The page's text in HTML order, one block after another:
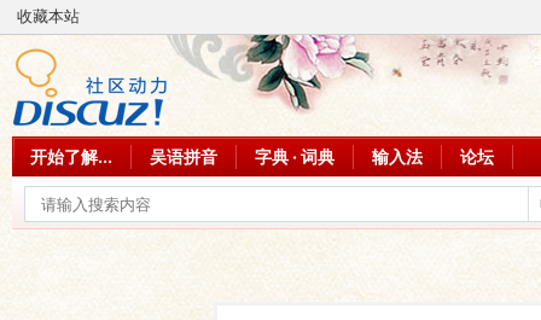
收藏本站
开始了解... 吴语拼音 字典 · 词典 输入法 论坛